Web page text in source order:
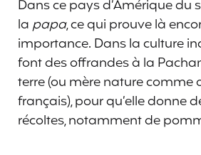
Dans ce pays d’Amérique du
lapapa, ce qui prouve là
importance. Dans la culture
font des offrandes à la
terre (ou mère nature comme
français), pour qu’elle donne
récoltes, notamment de